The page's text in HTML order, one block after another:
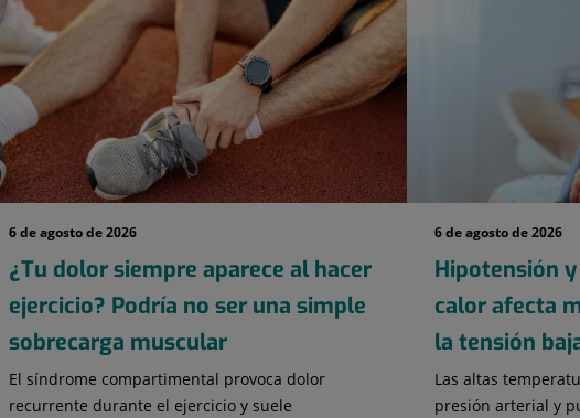
6 de agosto de 2026
¿Tu dolor siempre aparece al hacer
ejercicio? Podría no ser una simple
sobrecarga muscular
El síndrome compartimental provoca dolor
recurrente durante el ejercicio y suele
6 de agosto de 2026
Hipotensión
calor afecta
la tensión
Las altas
presión arterial y